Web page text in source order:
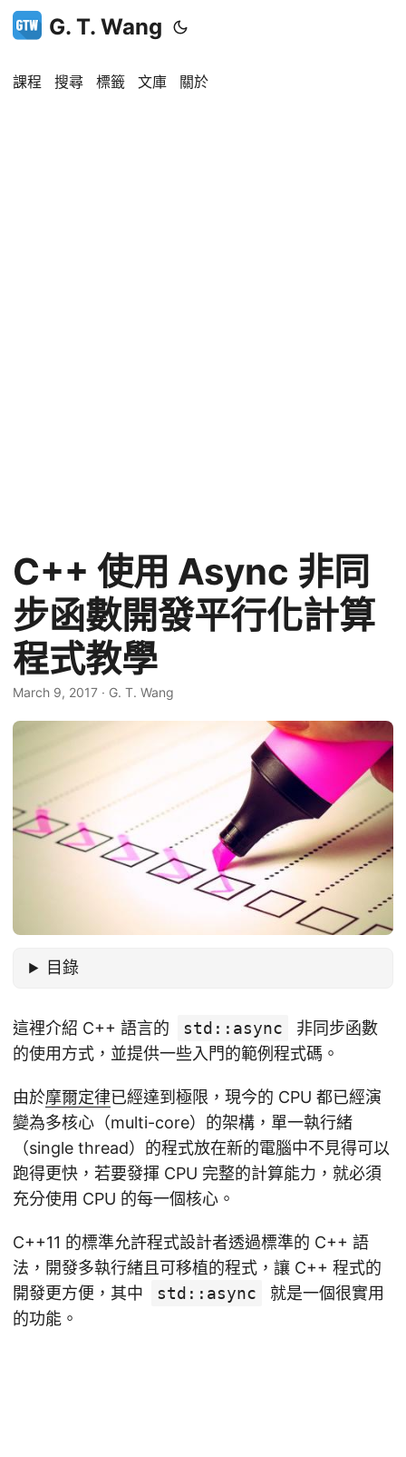
G. T. Wang
課程 搜尋 標籤 文庫 關於
C++ 使用 Async 非同
步函數開發平行化計算
程式教學
March 9, 2017 · G. T. Wang
目錄
這裡介紹 C++ 語言的 std::async
非同步函數
的使用方式，並提供一些入門的範例程式碼。
由於摩爾定律已經達到極限，現今的 CPU 都已經演
變為多核心（multi-core）的架構，單一執行緒
（single thread）的程式放在新的電腦中不見得可以
跑得更快，若要發揮 CPU 完整的計算能力，就必須
充分使用 CPU 的每一個核心。
C++11 的標準允許程式設計者透過標準的 C++ 語
法，開發多執行緒且可移植的程式，讓 C++ 程式的
開發更方便，其中
std::async
就是一個很實用
的功能。